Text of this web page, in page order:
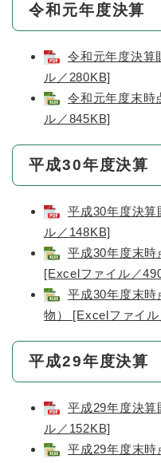
令和元年度決算
令和元年度決
ル／280KB]
令和元年度末
ル／845KB]
平成30年度決算
平成30年度決
ル／148KB]
平成30年度末
[Excelファイル／
平成30年度末
物） [Excelファイ
平成29年度決算
平成29年度決
ル／152KB]
平成29年度末